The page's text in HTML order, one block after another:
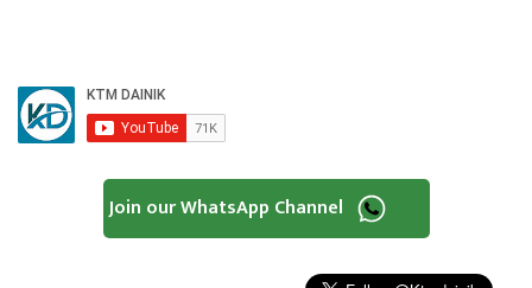
Join our WhatsApp Channel